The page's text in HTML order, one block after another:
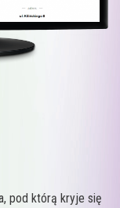
pod którą kryje się